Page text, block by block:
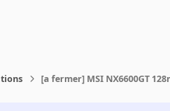
[a fermer] MSI NX6600GT